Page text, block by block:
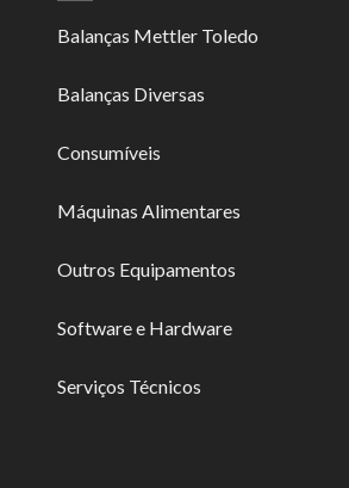
Balanças Mettler Toledo
Balanças Diversas
Consumíveis
Máquinas Alimentares
Outros Equipamentos
Software e Hardware
Serviços Técnicos